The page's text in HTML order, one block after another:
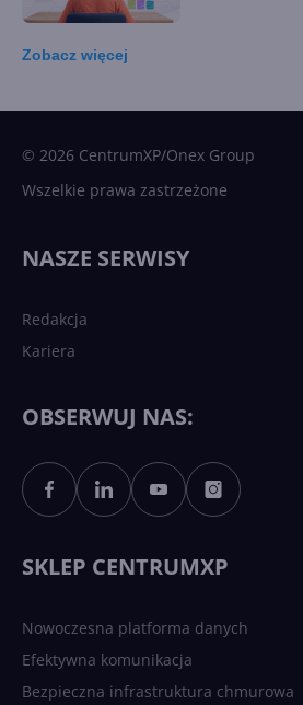
Sztuczna
polsku.
Zobacz więcej
© 2026 CentrumXP/Onex Group
Wszelkie prawa zastrzeżone
NASZE SERWISY
Redakcja
Kariera
OBSERWUJ NAS:
SKLEP CENTRUMXP
Nowoczesna platforma danych
Efektywna komunikacja
Bezpieczna infrastruktura chmurowa